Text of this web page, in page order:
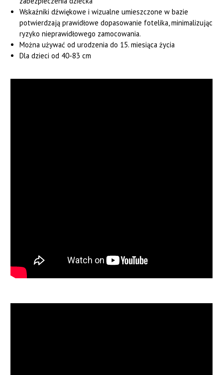
Wskaźniki dźwiękowe i wizualne umieszczone w bazie
potwierdzają prawidłowe dopasowanie fotelika, minimalizując
ryzyko nieprawidłowego zamocowania.
Można używać od urodzenia do 15. miesiąca życia
Dla dzieci od 40-83 cm